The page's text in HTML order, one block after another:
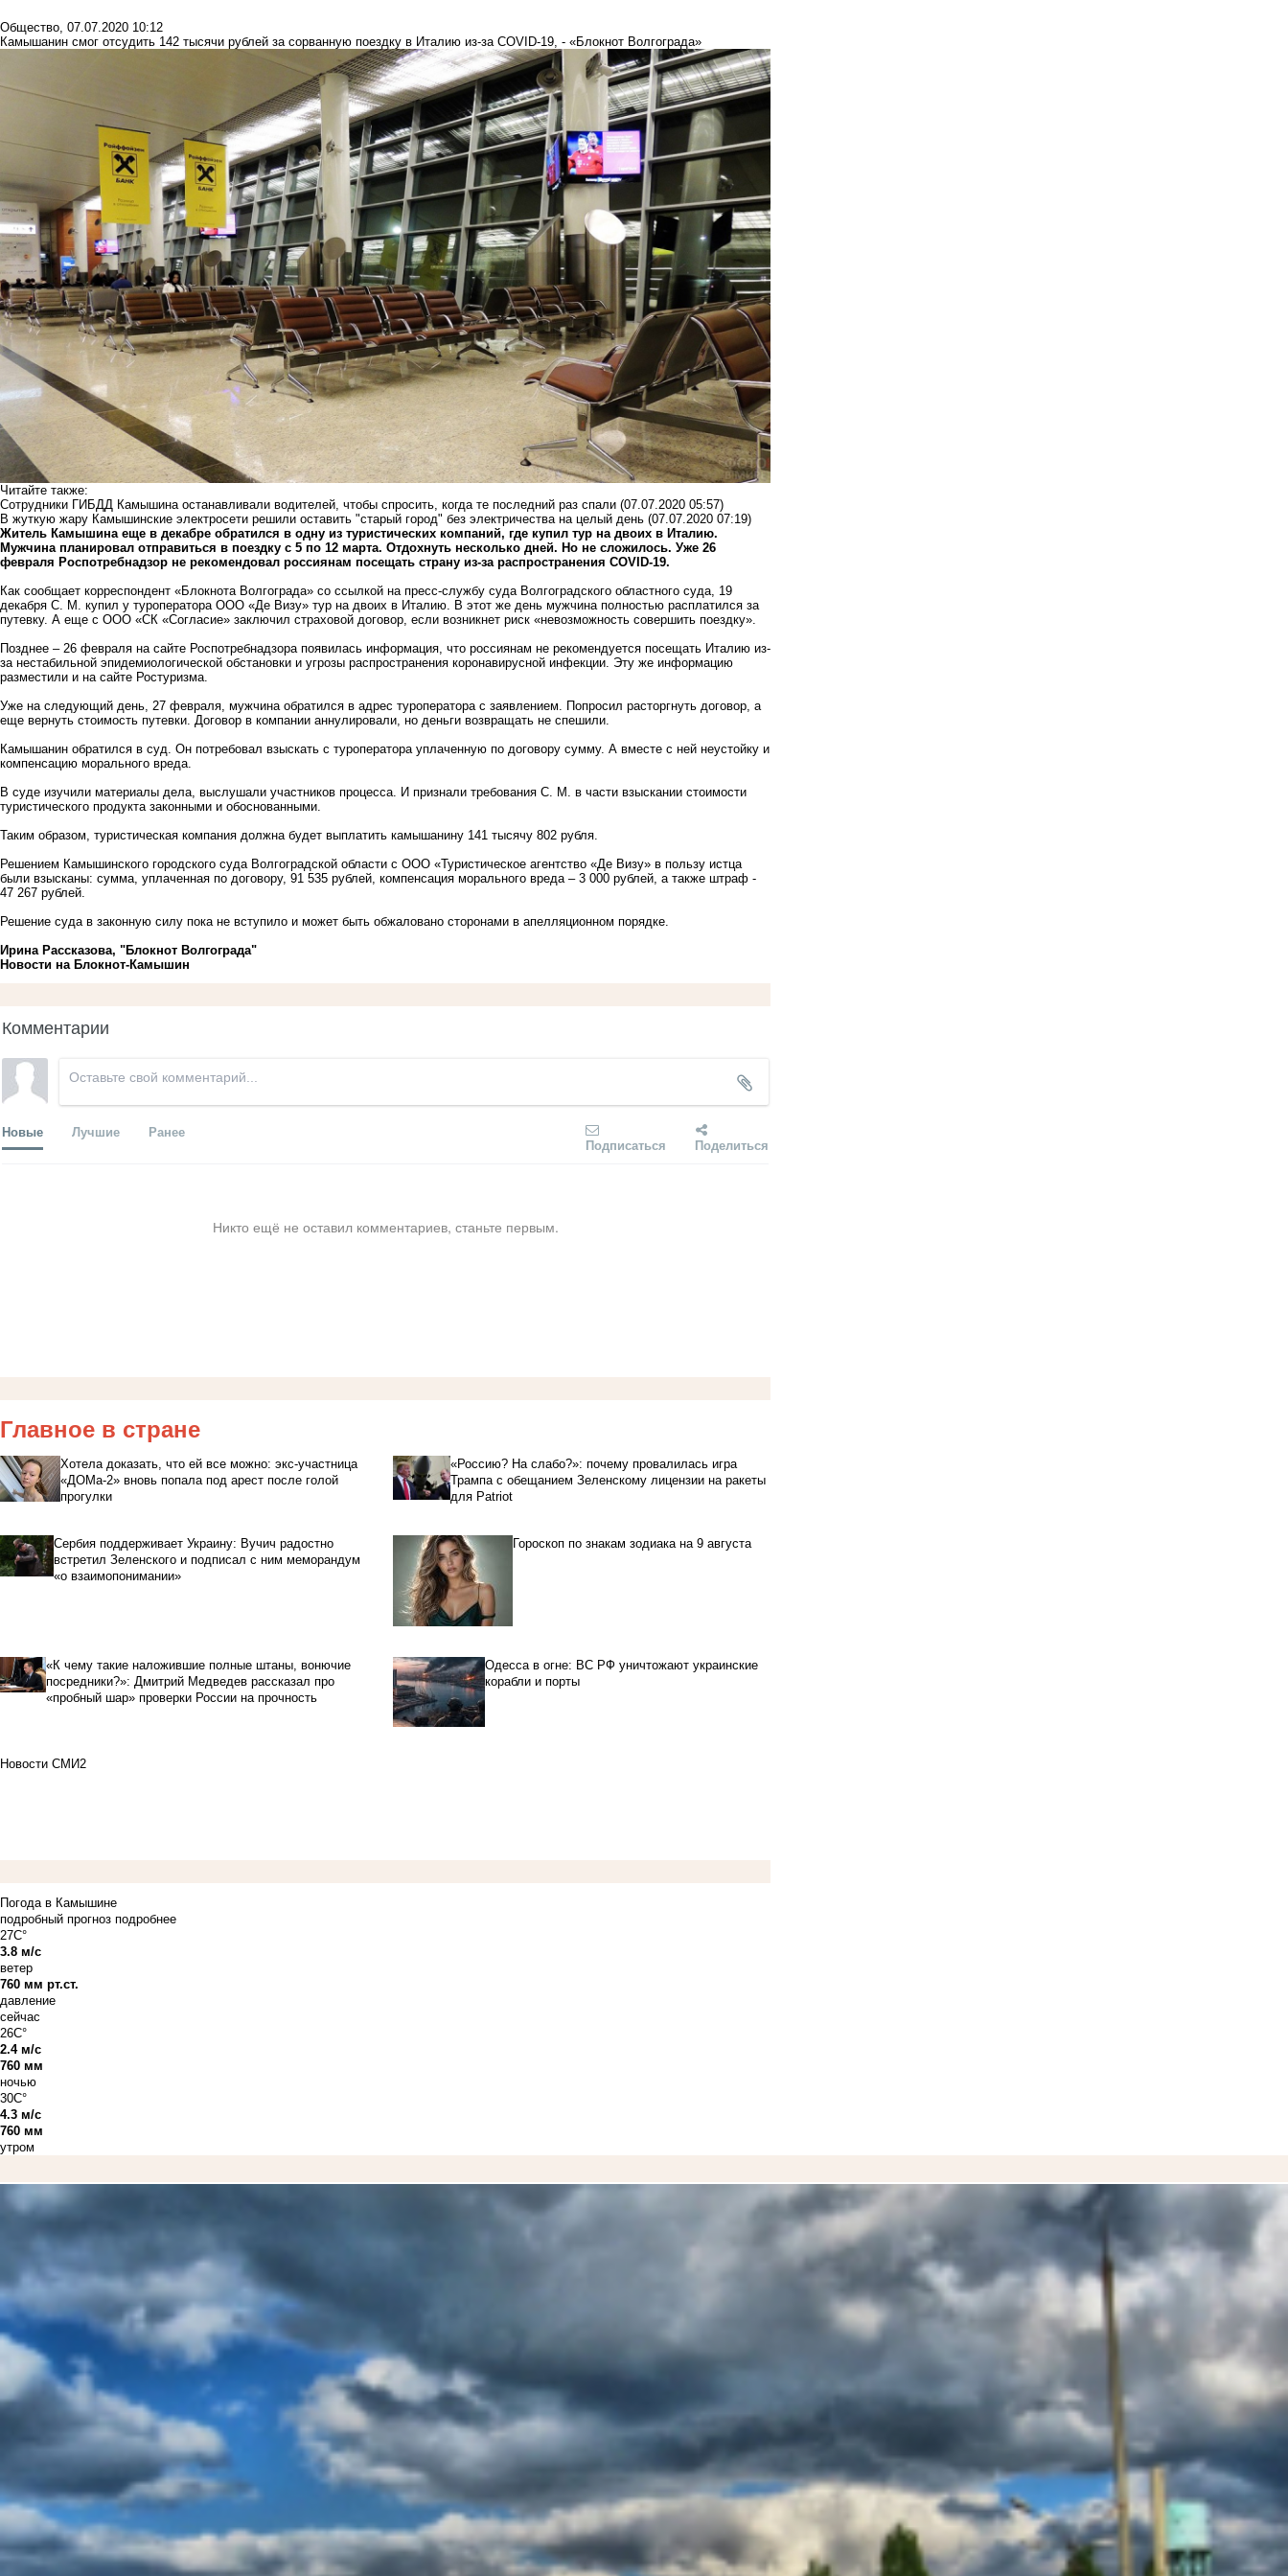
Общество, 07.07.2020 10:12
Камышанин смог отсудить 142 тысячи рублей за сорванную поездку в Италию из-за COVID-19, - «Блокнот Волгограда»
Читайте также:
Сотрудники ГИБДД Камышина останавливали водителей, чтобы спросить, когда те последний раз спали (07.07.2020 05:57)
В жуткую жару Камышинские электросети решили оставить "старый город" без электричества на целый день (07.07.2020 07:19)
Житель Камышина еще в декабре обратился в одну из туристических компаний, где купил тур на двоих в Италию.
Мужчина планировал отправиться в поездку с 5 по 12 марта. Отдохнуть несколько дней. Но не сложилось. Уже 26
февраля Роспотребнадзор не рекомендовал россиянам посещать страну из-за распространения COVID-19.
Как сообщает корреспондент «Блокнота Волгограда» со ссылкой на пресс-службу суда Волгоградского областного суда, 19
декабря С. М. купил у туроператора ООО «Де Визу» тур на двоих в Италию. В этот же день мужчина полностью расплатился за
путевку. А еще с ООО «СК «Согласие» заключил страховой договор, если возникнет риск «невозможность совершить поездку».
Позднее – 26 февраля на сайте Роспотребнадзора появилась информация, что россиянам не рекомендуется посещать Италию из-
за нестабильной эпидемиологической обстановки и угрозы распространения коронавирусной инфекции. Эту же информацию
разместили и на сайте Ростуризма.
Уже на следующий день, 27 февраля, мужчина обратился в адрес туроператора с заявлением. Попросил расторгнуть договор, а
еще вернуть стоимость путевки. Договор в компании аннулировали, но деньги возвращать не спешили.
Камышанин обратился в суд. Он потребовал взыскать с туроператора уплаченную по договору сумму. А вместе с ней неустойку и
компенсацию морального вреда.
В суде изучили материалы дела, выслушали участников процесса. И признали требования С. М. в части взыскании стоимости
туристического продукта законными и обоснованными.
Таким образом, туристическая компания должна будет выплатить камышанину 141 тысячу 802 рубля.
Решением Камышинского городского суда Волгоградской области с ООО «Туристическое агентство «Де Визу» в пользу истца
были взысканы: сумма, уплаченная по договору, 91 535 рублей, компенсация морального вреда – 3 000 рублей, а также штраф -
47 267 рублей.
Решение суда в законную силу пока не вступило и может быть обжаловано сторонами в апелляционном порядке.
Ирина Рассказова, "Блокнот Волгограда"
Новости на Блoкнoт-Камышин
Комментарии
Новые Лучшие Ранее
Подписаться Поделиться
Никто ещё не оставил комментариев, станьте первым.
Главное в стране
Хотела доказать, что ей все можно: экс-участница
«ДОМа-2» вновь попала под арест после голой
прогулки
«Россию? На слабо?»: почему провалилась игра
Трампа с обещанием Зеленскому лицензии на ракеты
для Patriot
Сербия поддерживает Украину: Вучич радостно
встретил Зеленского и подписал с ним меморандум
«о взаимопонимании»
Гороскоп по знакам зодиака на 9 августа
«К чему такие наложившие полные штаны, вонючие
посредники?»: Дмитрий Медведев рассказал про
«пробный шар» проверки России на прочность
Одесса в огне: ВС РФ уничтожают украинские
корабли и порты
Новости СМИ2
Погода в Камышине
подробный прогноз подробнее
27C°
3.8 м/с
ветер
760 мм рт.ст.
давление
сейчас
26C°
2.4 м/с
760 мм
ночью
30C°
4.3 м/с
760 мм
утром